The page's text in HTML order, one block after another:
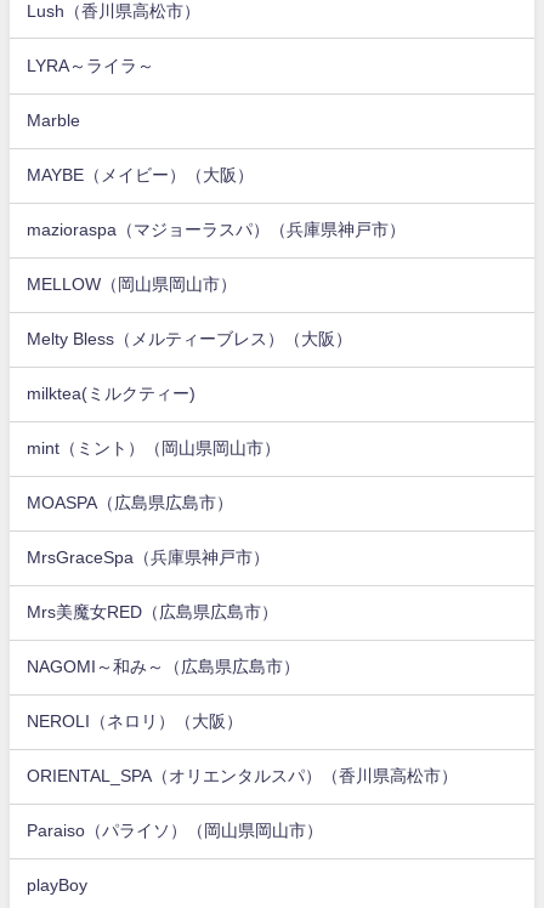
Lush（香川県高松市）
LYRA～ライラ～
Marble
MAYBE（メイビー）（大阪）
mazioraspa（マジョーラスパ）（兵庫県神戸市）
MELLOW（岡山県岡山市）
Melty Bless（メルティーブレス）（大阪）
milktea(ミルクティー)
mint（ミント）（岡山県岡山市）
MOASPA（広島県広島市）
MrsGraceSpa（兵庫県神戸市）
Mrs美魔女RED（広島県広島市）
NAGOMI～和み～（広島県広島市）
NEROLI（ネロリ）（大阪）
ORIENTAL_SPA（オリエンタルスパ）（香川県高松市）
Paraiso（パライソ）（岡山県岡山市）
playBoy